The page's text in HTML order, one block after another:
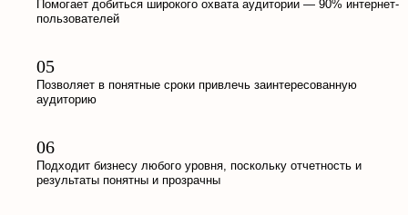
Помогает добиться широкого охвата аудитории — 90% интернет-
пользователей
Позволяет в понятные сроки привлечь заинтересованную
аудиторию
Подходит бизнесу любого уровня, поскольку отчетность и
результаты понятны и прозрачны